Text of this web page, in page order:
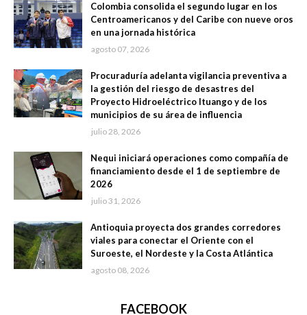
Colombia consolida el segundo lugar en los
Centroamericanos y del Caribe con nueve oros
en una jornada histórica
agosto 07, 2026
Procuraduría adelanta vigilancia preventiva a
la gestión del riesgo de desastres del
Proyecto Hidroeléctrico Ituango y de los
municipios de su área de influencia
julio 28, 2026
Nequi iniciará operaciones como compañía de
financiamiento desde el 1 de septiembre de
2026
julio 31, 2026
Antioquia proyecta dos grandes corredores
viales para conectar el Oriente con el
Suroeste, el Nordeste y la Costa Atlántica
agosto 08, 2026
FACEBOOK